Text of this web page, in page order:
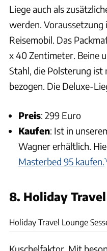
Liege auch als
werden. Voraussetzung
Reisemobil. Das
x 40 Zentimeter. Beine
Stahl, die Polsterung
bezogen. Die Deluxe-
Preis: 299 Euro
Kaufen: Ist in
Wagner erhältlich.
Masterbed 95 kaufen.
8. Holiday Travel
Holiday Travel Lounge